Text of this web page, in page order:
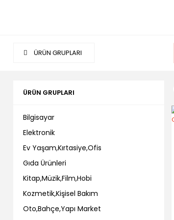
ÜRÜN GRUPLARI
ÜRÜN GRUPLARI
Bilgisayar
Elektronik
Ev Yaşam,Kırtasiye,Ofis
Gıda Ürünleri
Kitap,Müzik,Film,Hobi
Kozmetik,Kişisel Bakım
Oto,Bahçe,Yapı Market